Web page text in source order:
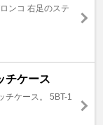
ンコ 右足のステ
チケース
チケース。 5BT-1